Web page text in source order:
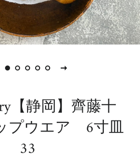
【静岡】齊藤十
ウエア 6寸皿
33